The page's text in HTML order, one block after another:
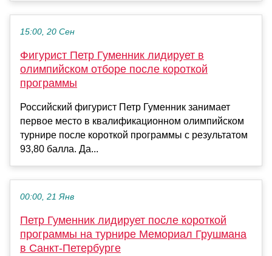
15:00, 20 Сен
Фигурист Петр Гуменник лидирует в
олимпийском отборе после короткой
программы
Российский фигурист Петр Гуменник занимает
первое место в квалификационном олимпийском
турнире после короткой программы с результатом
93,80 балла. Да...
00:00, 21 Янв
Петр Гуменник лидирует после короткой
программы на турнире Мемориал Грушмана
в Санкт‑Петербурге